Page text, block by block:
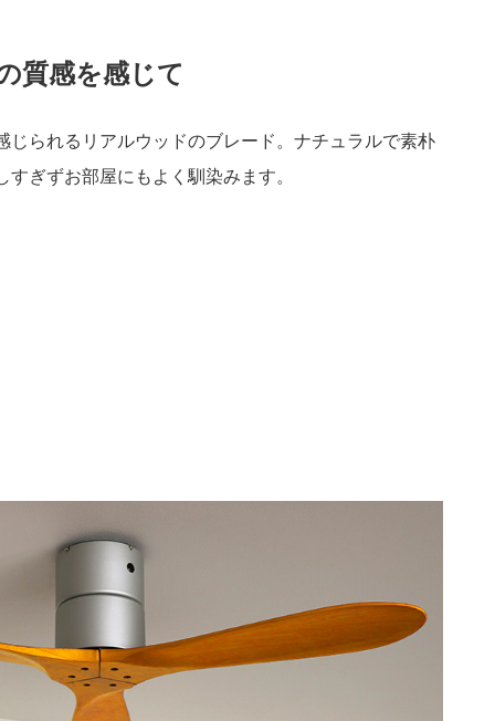
質感を感じて
じられるリアルウッドのブレード。ナチュラルで素朴
すぎずお部屋にもよく馴染みます。